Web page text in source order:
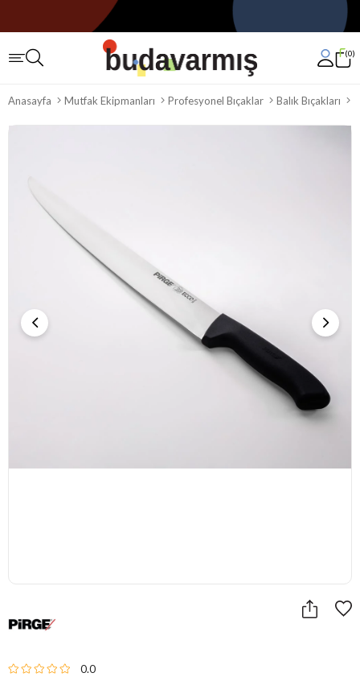
0
Anasayfa Mutfak Ekipmanları Profesyonel Bıçaklar Balık Bıçakları
0.0